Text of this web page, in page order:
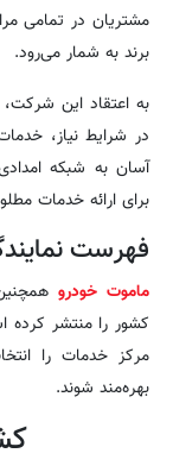
مشتریان در تمامی
برند به شمار می‌رود.
به اعتقاد این
در شرایط نیاز،
آسان به شبکه
برای ارائه خدمات
فهرست
ماموت خودرو
کشور را منتشر کرده
مرکز خدمات را
بهره‌مند شوند.